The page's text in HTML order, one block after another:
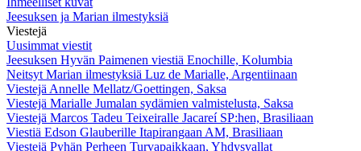
Jeesuksen ja Marian ilmestyksiä
Viestejä
Uusimmat viestit
Jeesuksen Hyvän Paimenen viestiä Enochille, Kolumbia
Neitsyt Marian ilmestyksiä Luz de Marialle, Argentiinaan
Viestejä Annelle Mellatz/Goettingen, Saksa
Viestejä Marialle Jumalan sydämien valmistelusta, Saksa
Viestejä Marcos Tadeu Teixeiralle Jacareí SP:hen, Brasiliaan
Viestiä Edson Glauberille Itapirangaan AM, Brasiliaan
Viestejä Pyhän Perheen Turvapaikkaan, Yhdysvallat